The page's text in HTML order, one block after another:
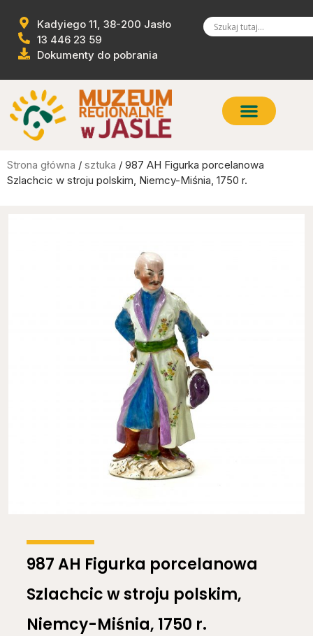
Kadyiego 11, 38-200 Jasło
13 446 23 59
Dokumenty do pobrania
Strona główna / sztuka / 987 AH Figurka porcelanowa
Szlachcic w stroju polskim, Niemcy-Miśnia, 1750 r.
987 AH Figurka porcelanowa
Szlachcic w stroju polskim,
Niemcy-Miśnia, 1750 r.